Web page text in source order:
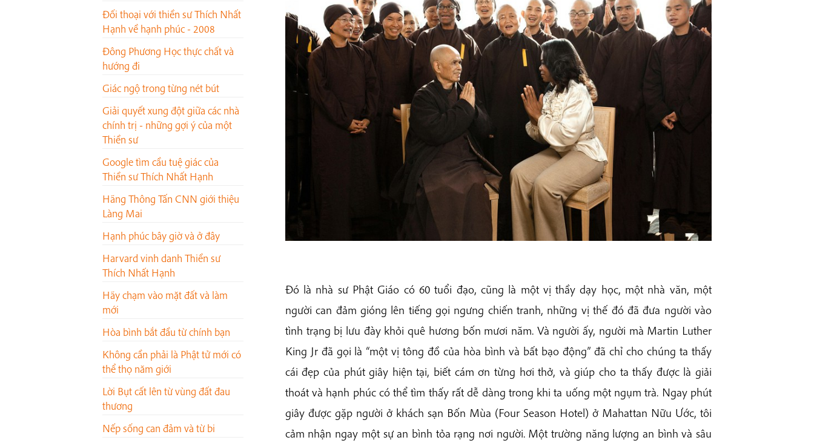
Đối thoại với thiền sư Thích Nhất
Hạnh về hạnh phúc - 2008
Đông Phương Học thực chất và
hướng đi
Giác ngộ trong từng nét bút
Giải quyết xung đột giữa các nhà
chính trị - những gợi ý của một
Thiền sư
Google tìm cầu tuệ giác của
Thiền sư Thích Nhất Hạnh
Hãng Thông Tấn CNN giới thiệu
Làng Mai
Hạnh phúc bây giờ và ở đây
Harvard vinh danh Thiền sư
Thích Nhất Hạnh
Hãy chạm vào mặt đất và làm
mới
Hòa bình bắt đầu từ chính bạn
Không cần phải là Phật tử mới có
thể thọ năm giới
Lời Bụt cất lên từ vùng đất đau
thương
Nếp sống can đảm và từ bi
Đó là nhà sư Phật Giáo có 60 tuổi đạo, cũng là một vị thầy dạy học, một nhà văn, một
người can đảm gióng lên tiếng gọi ngưng chiến tranh, những vị thế đó đã đưa người vào
tình trạng bị lưu đày khỏi quê hương bốn mươi năm. Và người ấy, người mà Martin Luther
King Jr đã gọi là “một vị tông đồ của hòa bình và bất bạo động” đã chỉ cho chúng ta thấy
cái đẹp của phút giây hiện tại, biết cám ơn từng hơi thở, và giúp cho ta thấy được là giải
thoát và hạnh phúc có thể tìm thấy rất dễ dàng trong khi ta uống một ngụm trà. Ngay phút
giây được gặp người ở khách sạn Bốn Mùa (Four Season Hotel) ở Mahattan Nữu Ước, tôi
cảm nhận ngay một sự an bình tỏa rạng nơi người. Một trường năng lượng an bình và sâu